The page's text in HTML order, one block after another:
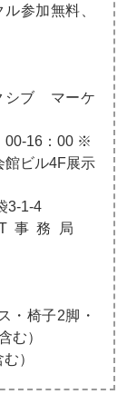
参加無料、
シブ マーケ
00-16：00 ※
館ビル4F展示
3-1-4
事務局
・椅子2脚・
む）
）